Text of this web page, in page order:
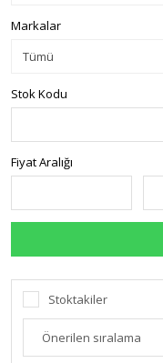
Markalar
Stok Kodu
Fiyat Aralığı
Stoktakiler